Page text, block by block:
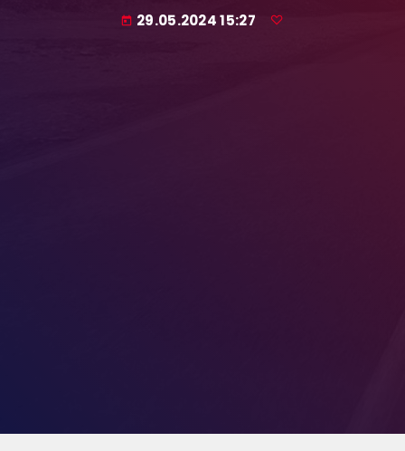
today 29.05.2024 15:27